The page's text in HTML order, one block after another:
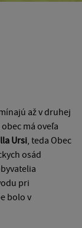
až v druhej
má oveľa
Ursi, teda Obec
osád
pri
bolo v